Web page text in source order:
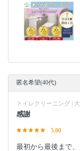
匿名希望(40代)
トイレクリーニング |
感謝
5.00
最初から最後まで